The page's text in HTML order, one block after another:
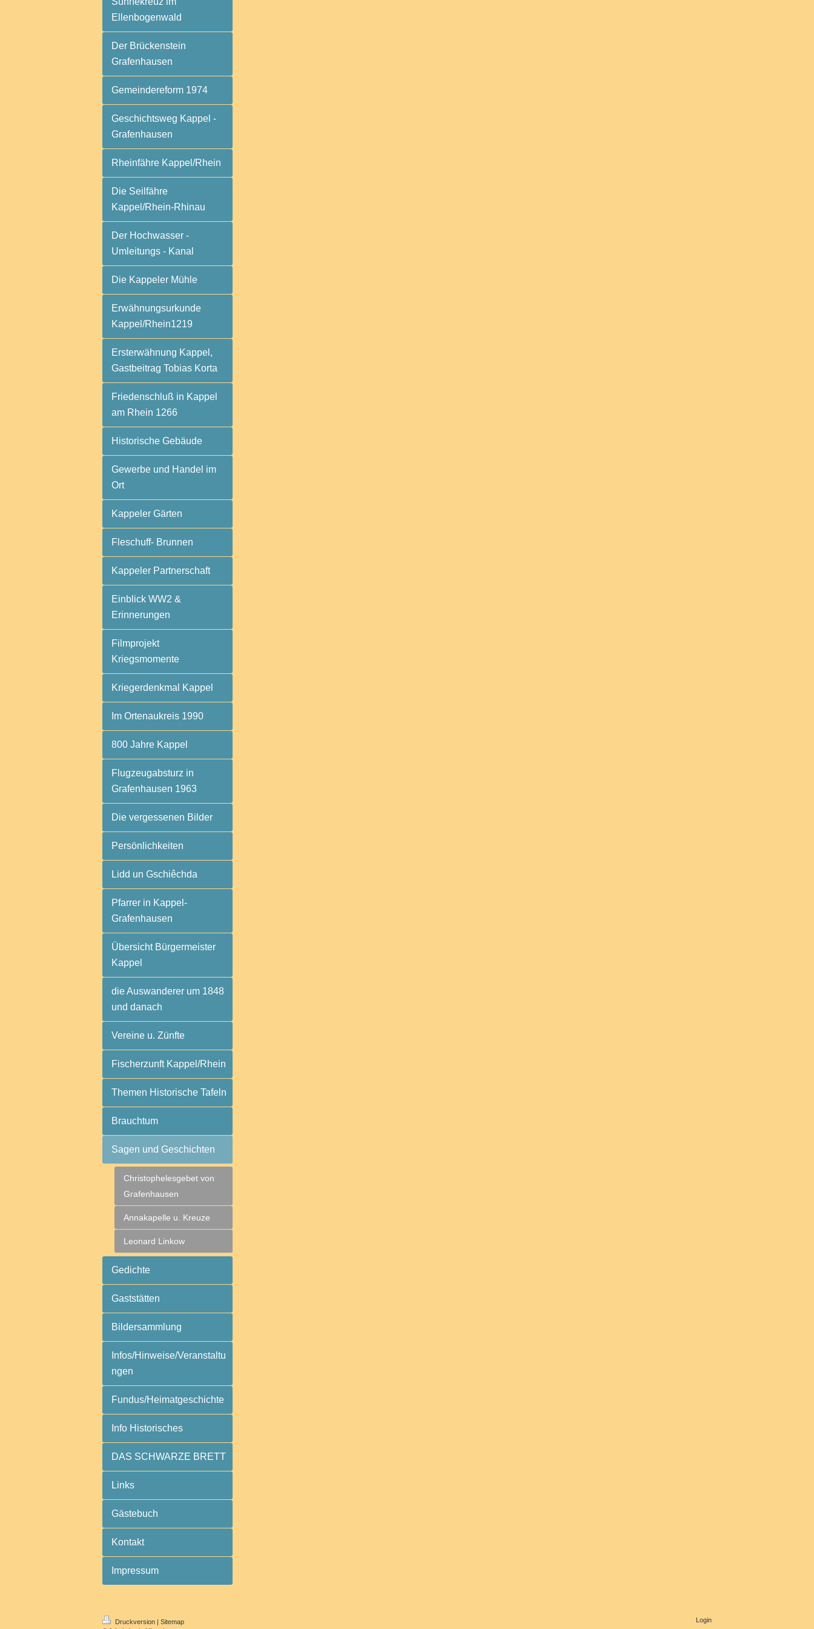
Ellenbogenwald
Der Brückenstein
Grafenhausen
Gemeindereform 1974
Geschichtsweg Kappel -
Grafenhausen
Rheinfähre Kappel/Rhein
Die Seilfähre
Kappel/Rhein-Rhinau
Der Hochwasser -
Umleitungs - Kanal
Die Kappeler Mühle
Erwähnungsurkunde
Kappel/Rhein1219
Ersterwähnung Kappel,
Gastbeitrag Tobias Korta
Friedenschluß in Kappel
am Rhein 1266
Historische Gebäude
Gewerbe und Handel im
Ort
Kappeler Gärten
Fleschuff- Brunnen
Kappeler Partnerschaft
Einblick WW2 &
Erinnerungen
Filmprojekt
Kriegsmomente
Kriegerdenkmal Kappel
Im Ortenaukreis 1990
800 Jahre Kappel
Flugzeugabsturz in
Grafenhausen 1963
Die vergessenen Bilder
Persönlichkeiten
Lidd un Gschiêchda
Pfarrer in Kappel-
Grafenhausen
Übersicht Bürgermeister
Kappel
die Auswanderer um 1848
und danach
Vereine u. Zünfte
Fischerzunft Kappel/Rhein
Themen Historische Tafeln
Brauchtum
Sagen und Geschichten
Christophelesgebet von
Grafenhausen
Annakapelle u. Kreuze
Leonard Linkow
Gedichte
Gaststätten
Bildersammlung
Infos/Hinweise/Veranstaltu
ngen
Fundus/Heimatgeschichte
Info Historisches
DAS SCHWARZE BRETT
Links
Gästebuch
Kontakt
Impressum
Druckversion | Sitemap
Login